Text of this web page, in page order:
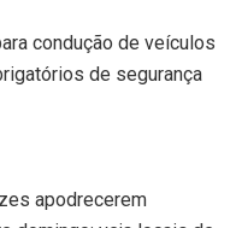
condução de veículos
de segurança
apodrecerem